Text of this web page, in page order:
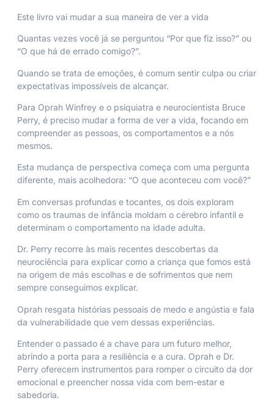
Este livro vai mudar a sua maneira de ver a vida
Quantas vezes você já se perguntou “Por que fiz isso?” ou
“O que há de errado comigo?”.
Quando se trata de emoções, é comum sentir culpa ou criar
expectativas impossíveis de alcançar.
Para Oprah Winfrey e o psiquiatra e neurocientista Bruce
Perry, é preciso mudar a forma de ver a vida, focando em
compreender as pessoas, os comportamentos e a nós
mesmos.
Esta mudança de perspectiva começa com uma pergunta
diferente, mais acolhedora: “O que aconteceu com você?”
Em conversas profundas e tocantes, os dois exploram
como os traumas de infância moldam o cérebro infantil e
determinam o comportamento na idade adulta.
Dr. Perry recorre às mais recentes descobertas da
neurociência para explicar como a criança que fomos está
na origem de más escolhas e de sofrimentos que nem
sempre conseguimos explicar.
Oprah resgata histórias pessoais de medo e angústia e fala
da vulnerabilidade que vem dessas experiências.
Entender o passado é a chave para um futuro melhor,
abrindo a porta para a resiliência e a cura. Oprah e Dr.
Perry oferecem instrumentos para romper o circuito da dor
emocional e preencher nossa vida com bem-estar e
sabedoria.